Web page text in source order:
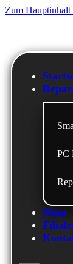
Zum Hauptinhalt
PC
Shop